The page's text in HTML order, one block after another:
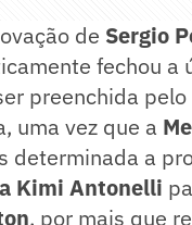
de Sergio
fechou a
preenchida
uma vez que a
determinada a
Kimi Antonelli
, por mais que